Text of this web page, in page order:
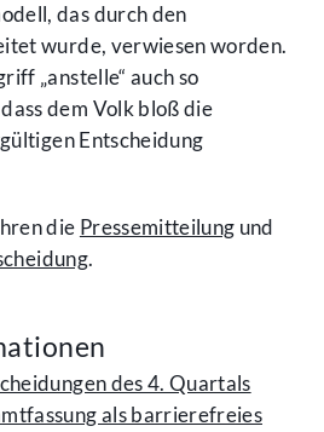
das durch den
wurde, verwiesen worden.
„anstelle“ auch so
dem Volk bloß die
Entscheidung
die Pressemitteilung und
.
des 4. Quartals
als barrierefreies